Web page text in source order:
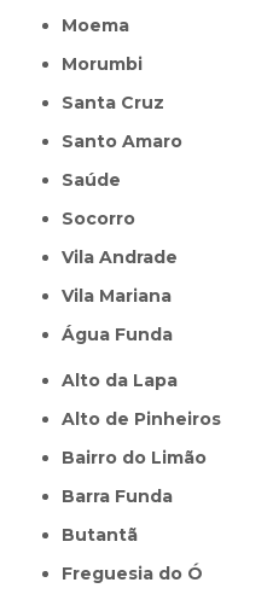
Moema
Morumbi
Santa Cruz
Santo Amaro
Saúde
Socorro
Vila Andrade
Vila Mariana
Água Funda
Alto da Lapa
Alto de Pinheiros
Bairro do Limão
Barra Funda
Butantã
Freguesia do Ó